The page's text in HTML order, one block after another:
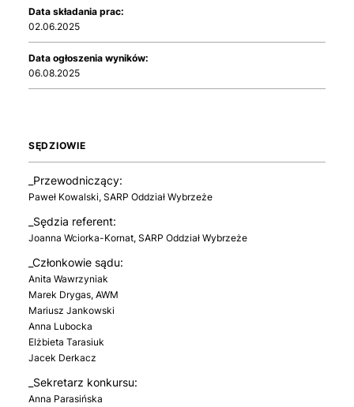
Data składania prac:
02.06.2025
Data ogłoszenia wyników:
06.08.2025
SĘDZIOWIE
_Przewodniczący:
Paweł Kowalski, SARP Oddział Wybrzeże
_Sędzia referent:
Joanna Wciorka-Kornat, SARP Oddział Wybrzeże
_Członkowie sądu:
Anita Wawrzyniak
Marek Drygas, AWM
Mariusz Jankowski
Anna Lubocka
Elżbieta Tarasiuk
Jacek Derkacz
_Sekretarz konkursu:
Anna Parasińska